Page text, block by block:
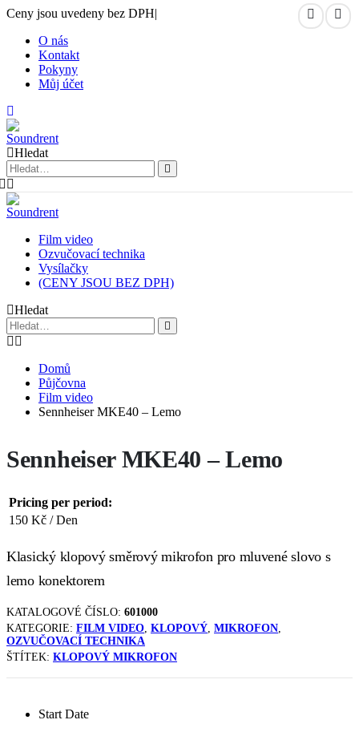
Ceny jsou uvedeny bez DPH|
O nás
Kontakt
Pokyny
Můj účet
Hledat
Film video
Ozvučovací technika
Vysílačky
(CENY JSOU BEZ DPH)
Hledat
Domů
Půjčovna
Film video
Sennheiser MKE40 – Lemo
Sennheiser MKE40 – Lemo
Pricing per period:
150 Kč / Den
Klasický klopový směrový mikrofon pro mluvené slovo s
lemo konektorem
KATALOGOVÉ ČÍSLO: 601000
KATEGORIE: FILM VIDEO KLOPOVÝ MIKROFON
OZVUČOVACÍ TECHNIKA
ŠTÍTEK: KLOPOVÝ MIKROFON
Start Date